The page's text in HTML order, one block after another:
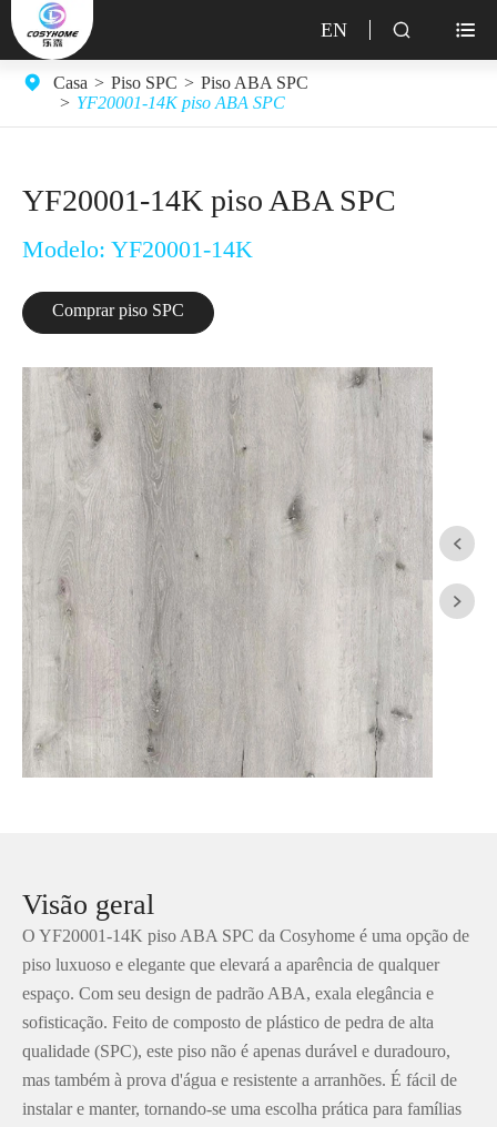
EN  
Casa Piso SPC
Piso ABA SPC
YF20001-14K piso ABA SPC
YF20001-14K piso ABA SPC
Modelo: YF20001-14K
Comprar piso SPC


Visão geral
O YF20001-14K piso ABA SPC da Cosyhome é uma opção de
piso luxuoso e elegante que elevará a aparência de qualquer
espaço. Com seu design de padrão ABA, exala elegância e
sofisticação. Feito de composto de plástico de pedra de alta
qualidade (SPC), este piso não é apenas durável e duradouro,
mas também à prova d'água e resistente a arranhões. É fácil de
instalar e manter, tornando-se uma escolha prática para famílias